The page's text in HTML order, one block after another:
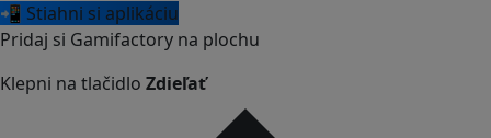
📲 Stiahni si aplikáciu
Pridaj si Gamifactory na plochu
Klepni na tlačidlo Zdieľať